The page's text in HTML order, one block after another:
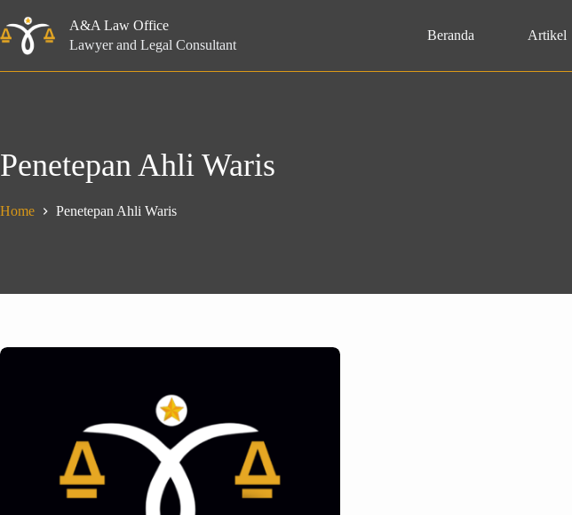
to
content
A&A Law Office
Lawyer and Legal Consultant
Beranda Artikel
Penetepan Ahli Waris
Home Penetepan Ahli Waris